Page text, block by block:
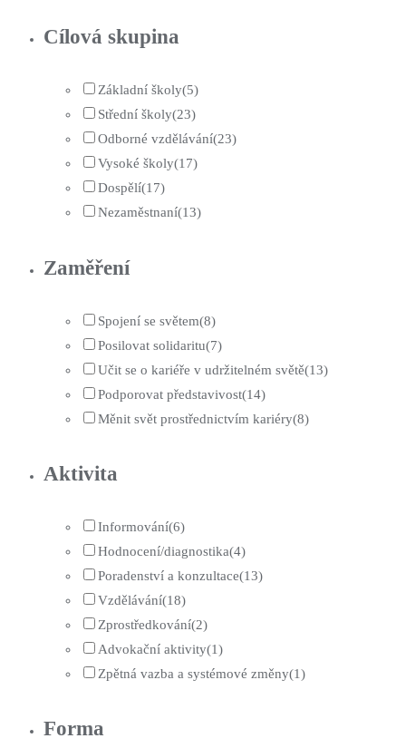
Cílová skupina
Základní školy(5)
Střední školy(23)
Odborné vzdělávání(23)
Vysoké školy(17)
Dospělí(17)
Nezaměstnaní(13)
Zaměření
Spojení se světem(8)
Posilovat solidaritu(7)
Učit se o kariéře v udržitelném světě(13)
Podporovat představivost(14)
Měnit svět prostřednictvím kariéry(8)
Aktivita
Informování(6)
Hodnocení/diagnostika(4)
Poradenství a konzultace(13)
Vzdělávání(18)
Zprostředkování(2)
Advokační aktivity(1)
Zpětná vazba a systémové změny(1)
Forma